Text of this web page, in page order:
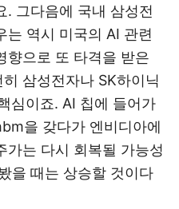
. 그다음에 국내 삼성전
는 역시 미국의 AI 관련
향으로 또 타격을 받은
삼성전자나 SK하이닉
심이죠. AI 칩에 들어가
을 갖다가 엔비디아에
가는 다시 회복될 가능성
을 때는 상승할 것이다